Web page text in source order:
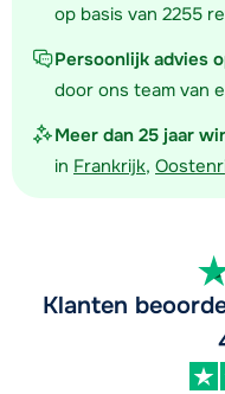
op basis van 2255
Persoonlijk advies
door ons team van
Meer dan 25 jaar
in Frankrijk,
Klanten